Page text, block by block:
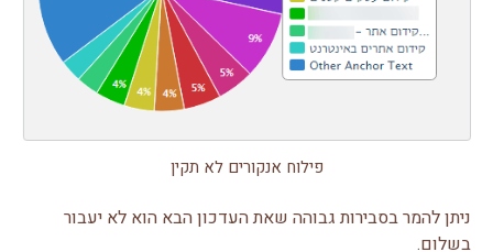
פילוח אנקורים לא תקין
ניתן להמר בסבירות גבוהה שאת העדכון הבא הוא לא יעבור
בשלום.